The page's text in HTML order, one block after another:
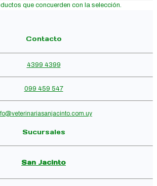
que concuerden con la selección.
Contacto
4399 4399
099 459 547
Sucursales
San Jacinto